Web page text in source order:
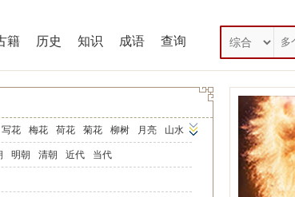
籍 历史 知识 成语 查询
写花 梅花 荷花 菊花 柳树 月亮 山水
地名 抒情 爱国 离别 送别
明朝 清朝 近代 当代